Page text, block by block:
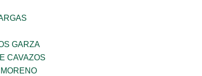
GARZA
CAVAZOS